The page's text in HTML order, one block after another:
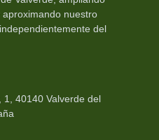
nuestro
del
1, 40140 Valverde del